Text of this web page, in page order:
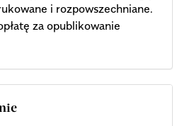
i rozpowszechniane.
za opublikowanie